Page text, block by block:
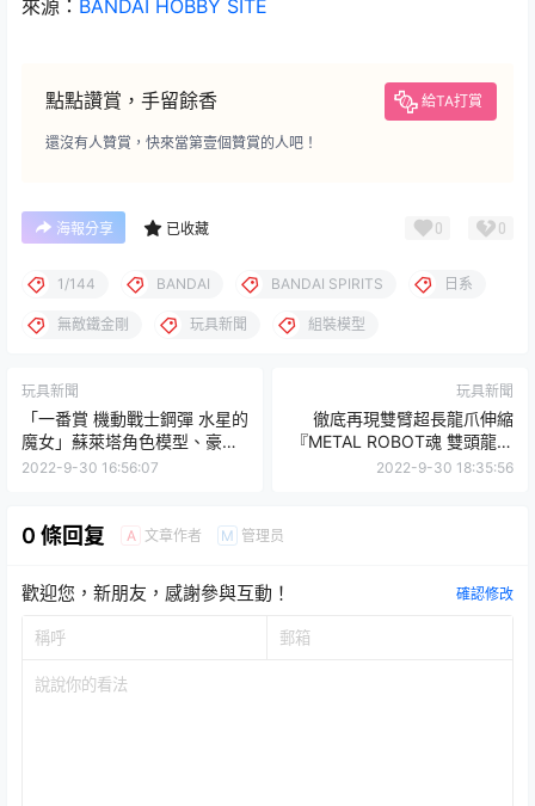
來源： BANDAI HOBBY SITE
點點讚賞，手留餘香 給TA打賞
還沒有人贊賞，快來當第壹個贊賞的人吧！
海報分享 已收藏 0 0
1/144 BANDAI BANDAI SPIRITS 日系
無敵鐵金剛 玩具新聞 組裝模型
玩具新聞
「一番賞 機動戰士鋼彈 水星的
魔女」蘇萊塔角色模型、豪華
壓克力展示架11月開抽！
2022-9-30 16:56:07
玩具新聞
徹底再現雙臂超長龍爪伸縮
『METAL ROBOT魂 雙頭龍鋼
彈（TV）』預計 2023 年 04
2022-9-30 18:35:56
0 條回复 A 文章作者 M 管理员
歡迎您，新朋友，感謝參與互動！ 確認修改